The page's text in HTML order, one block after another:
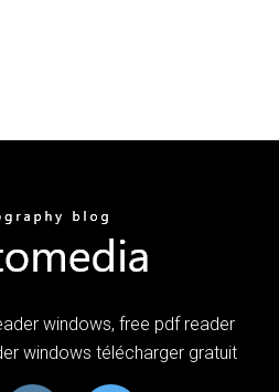
windows, free pdf reader
windows télécharger gratuit